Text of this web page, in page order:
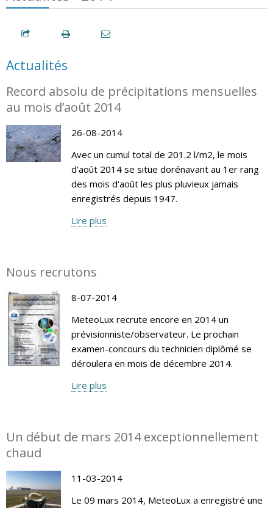
Actualités
Record absolu de précipitations mensuelles
au mois d’août 2014
26-08-2014
Avec un cumul total de 201.2 l/m2, le mois
d’août 2014 se situe dorénavant au 1er rang
des mois d‘août les plus pluvieux jamais
enregistrés depuis 1947.
Lire plus
Nous recrutons
8-07-2014
MeteoLux recrute encore en 2014 un
prévisionniste/observateur. Le prochain
examen-concours du technicien diplômé se
déroulera en mois de décembre 2014.
Lire plus
Un début de mars 2014 exceptionnellement
chaud
11-03-2014
Le 09 mars 2014, MeteoLux a enregistré une